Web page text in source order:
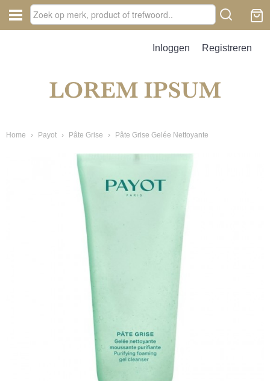
Inloggen Registreren
Home › Payot › Pâte Grise › Pâte Grise Gelée Nettoyante